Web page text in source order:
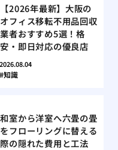
【2026年最新】大阪の
オフィス移転不用品回収
業者おすすめ5選！格
安・即日対応の優良店
2026.08.04
知識
和室から洋室へ六畳の畳
をフローリングに替える
際の隠れた費用と工法